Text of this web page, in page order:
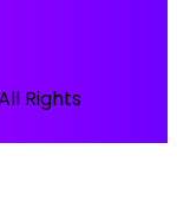
Rights